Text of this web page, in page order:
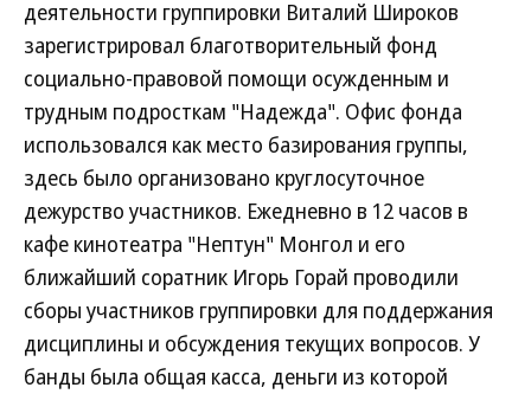
деятельности группировки Виталий Широков
зарегистрировал благотворительный фонд
социально-правовой помощи осужденным и
трудным подросткам "Надежда". Офис фонда
использовался как место базирования группы,
здесь было организовано круглосуточное
дежурство участников. Ежедневно в 12 часов в
кафе кинотеатра "Нептун" Монгол и его
ближайший соратник Игорь Горай проводили
сборы участников группировки для поддержания
дисциплины и обсуждения текущих вопросов. У
банды была общая касса, деньги из которой